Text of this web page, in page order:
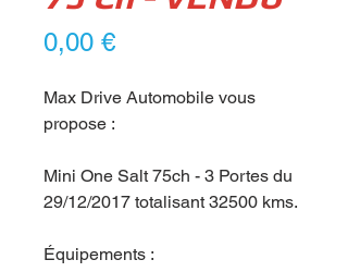
0,00 €Prix
Max Drive Automobile vous
propose :
Mini One Salt 75ch - 3 Portes du
29/12/2017 totalisant 32500 kms.
Équipements :